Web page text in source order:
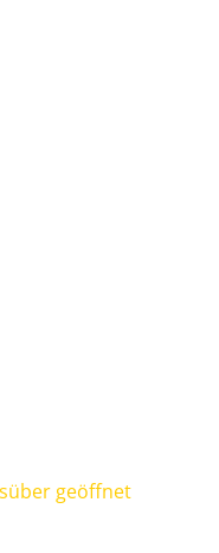
geöffnet